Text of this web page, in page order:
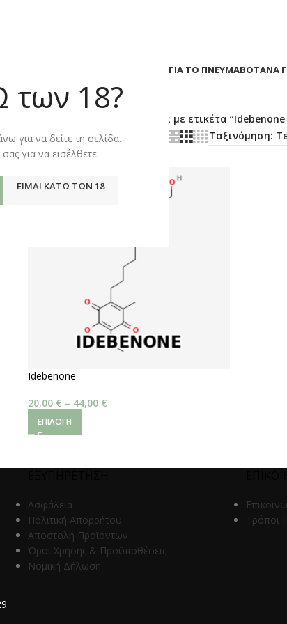
των 18?
για να δείτε τη σελίδα.
για να εισέλθετε.
ΕΊΜΑΙ ΚΆΤΩ ΤΩΝ 18
ΒΟΤΑΝΑ ΓΙΑ ΤΟ ΠΝΕΥΜΑΒΟΤΑΝΑ
Προϊόντα με ετικέτα
προβολή
9 12
Idebenone
20,00 € – 44,00 €
ΕΠΙΛΟΓΉ
Ασφάλεια
Πολιτική Απορρήτου
Αποστολή Προϊόντων
Όροι Χρήσης & Προϋποθέσεις
Νομική Δήλωση
Τρόποι